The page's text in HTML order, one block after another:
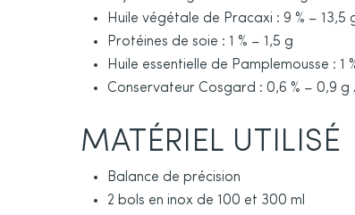
Huile végétale de Pracaxi : 9 % – 13,5
Protéines de soie : 1 % – 1,5 g
Huile essentielle de Pamplemousse :
Conservateur Cosgard : 0,6 % – 0,9
MATÉRIEL UTILISÉ
Balance de précision
2 bols en inox de 100 et 300 ml